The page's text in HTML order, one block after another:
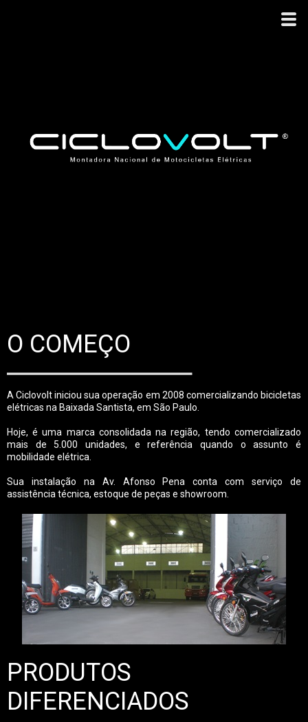
O COMEÇO
A Ciclovolt iniciou sua operação em 2008 comercializando bicicletas
elétricas na Baixada Santista, em São Paulo.
Hoje, é uma marca consolidada na região, tendo comercializado
mais de 5.000 unidades, e referência quando o assunto é
mobilidade elétrica.
Sua instalação na Av. Afonso Pena conta com serviço de
assistência técnica, estoque de peças e showroom.
PRODUTOS
DIFERENCIADOS